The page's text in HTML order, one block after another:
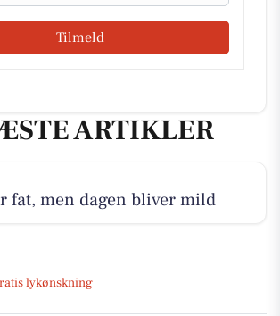
Tilmeld
ARTIKLER
fat, men dagen bliver mild
lykønskning